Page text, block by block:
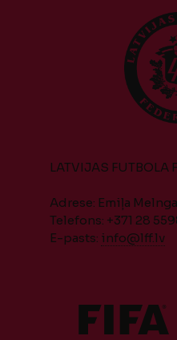
LATVIJAS FUTBOLA
Adrese: Emiļa
Telefons: +371 28
E-pasts: info@lff.lv